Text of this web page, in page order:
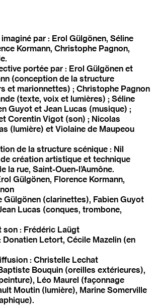
par : Erol Gülgönen, Séline
Kormann, Christophe Pagnon,
portée par : Erol Gülgönen et
(conception de la structure
et marionnettes) ; Christophe Pagnon
(texte, voix et lumières) ; Séline
Guyot et Jean Lucas (musique) ;
Corentin Vigot (son) ; Nicolas
(lumière) et Violaine de Maupeou
de la structure scénique : Nil
création artistique et technique
la rue, Saint-Ouen-l’Aumône.
Gülgönen, Florence Kormann,
Gülgönen (clarinettes), Fabien Guyot
Lucas (conques, trombone,
son : Frédéric Laügt
Donatien Letort, Cécile Mazelin (en
: Christelle Lechat
Bouquin (oreilles extérieures),
Léo Maurel (façonnage
Moutin (lumière), Marine Somerville